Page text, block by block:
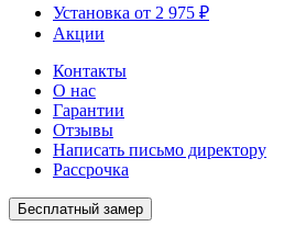
Установка от 2 975 ₽
Акции
Контакты
О нас
Гарантии
Отзывы
Написать письмо директору
Рассрочка
Бесплатный замер